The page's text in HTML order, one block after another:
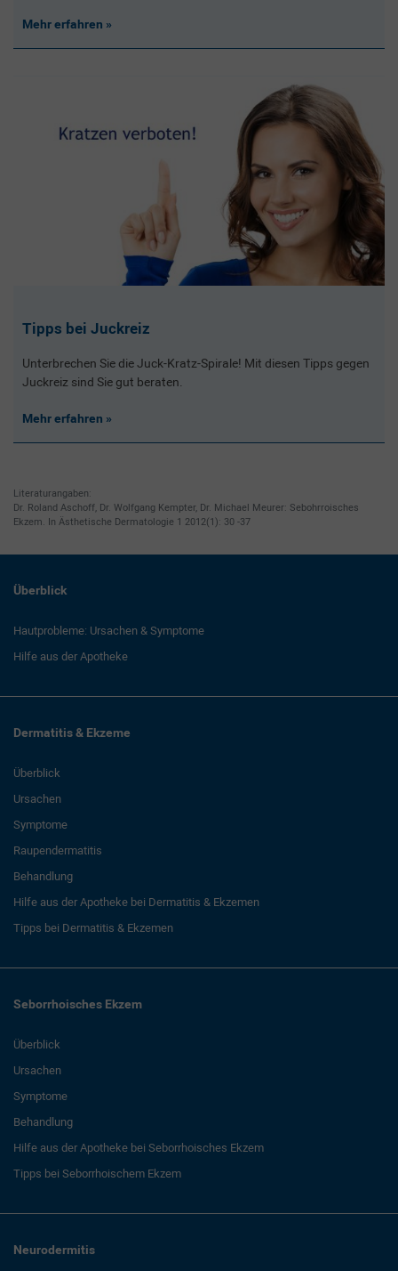
Mehr erfahren
Tipps bei Juckreiz
Unterbrechen Sie die Juck-Kratz-Spirale! Mit diesen Tipps gegen
Juckreiz sind Sie gut beraten.
Mehr erfahren
Literaturangaben:
Dr. Roland Aschoff, Dr. Wolfgang Kempter, Dr. Michael Meurer: Sebohrroisches
Ekzem. In Ästhetische Dermatologie 1 2012(1): 30 -37
Überblick
Hautprobleme: Ursachen & Symptome
Hilfe aus der Apotheke
Dermatitis & Ekzeme
Überblick
Ursachen
Symptome
Raupendermatitis
Behandlung
Hilfe aus der Apotheke bei Dermatitis & Ekzemen
Tipps bei Dermatitis & Ekzemen
Seborrhoisches Ekzem
Überblick
Ursachen
Symptome
Behandlung
Hilfe aus der Apotheke bei Seborrhoisches Ekzem
Tipps bei Seborrhoischem Ekzem
Neurodermitis